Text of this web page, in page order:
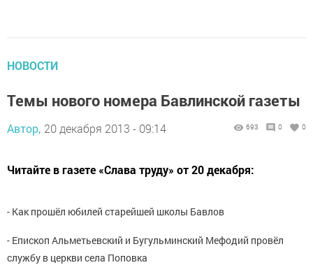
НОВОСТИ
Темы нового номера Бавлинской газеты
Автор, 20 декабря 2013 - 09:14 693 0 0
Читайте в газете «Слава труду» от 20 декабря:
- Как прошёл юбилей старейшей школы Бавлов
- Епископ Альметьевский и Бугульминский Мефодий провёл
службу в церкви села Поповка